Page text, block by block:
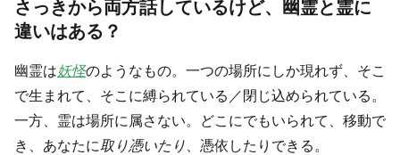
さっきから両方話しているけど、幽霊と霊に
違いはある？
幽霊は妖怪のようなもの。一つの場所にしか現れず、そこ
で生まれて、そこに縛られている／閉じ込められている。
一方、霊は場所に属さない。どこにでもいられて、移動で
き、あなたに取り憑いたり、憑依したりできる。